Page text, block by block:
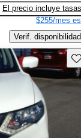
El precio incluye tasas
$255/mes
Verif. disponibilidad